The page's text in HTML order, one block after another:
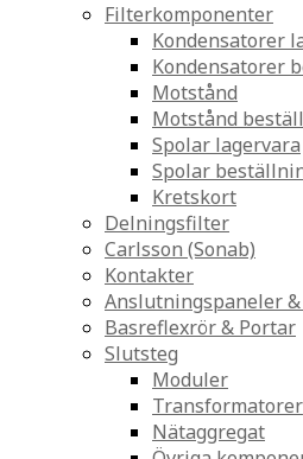
Filterkomponenter
Kondensatorer
Kondensatorer
Motstånd
Motstånd
Spolar lagervara
Spolar
Kretskort
Delningsfilter
Carlsson (Sonab)
Kontakter
Anslutningspaneler
Basreflexrör & Portar
Slutsteg
Moduler
Transformatorer
Nätaggregat